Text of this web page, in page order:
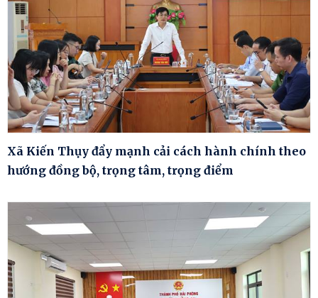
Xã Kiến Thụy đẩy mạnh cải cách hành chính theo
hướng đồng bộ, trọng tâm, trọng điểm